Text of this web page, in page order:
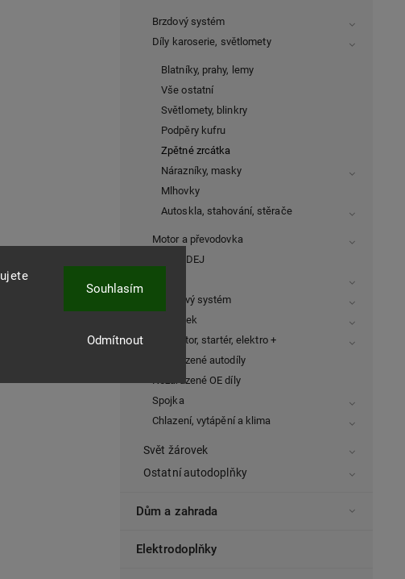
Odmítnout
Souhlasím
Brzdový systém
Díly karoserie, světlomety
Blatníky, prahy, lemy
Vše ostatní
Světlomety, blinkry
Podpěry kufru
Zpětné zrcátka
Nárazníky, masky
Mlhovky
Autoskla, stahování, stěrače
Motor a převodovka
VÝPRODEJ
Výfukový systém
Podvozek
Alternátor, startér, elektro +
Nezařazené autodíly
Nezařazené OE díly
Spojka
Chlazení, vytápění a klima
Svět žárovek
Ostatní autodoplňky
Dům a zahrada
Elektrodoplňky